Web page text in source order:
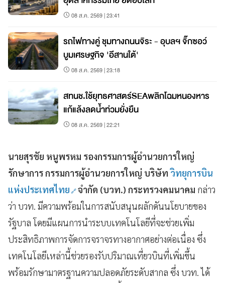
08 ส.ค. 2569 | 23:41
รถไฟทางคู่ ชุมทางถนนจิระ - อุบลฯ จิ๊กซอว์
บูมเศรษฐกิจ 'อีสานใต้'
08 ส.ค. 2569 | 23:18
สทนช.ใช้ยุทธศาสตร์SEAพลิกโฉมหนองหาร
แก้แล้งลดน้ำท่วมยั่งยืน
08 ส.ค. 2569 | 22:21
นายสุรชัย หนูพรหม รองกรรมการผู้อำนวยการใหญ่
รักษาการ กรรมการผู้อำนวยการใหญ่ บริษัทวิทยุการบิน
แห่งประเทศไทย จำกัด (บวท.) กระทรวงคมนาคม กล่าว
ว่า บวท. มีความพร้อมในการสนับสนุนผลักดันนโยบายของ
รัฐบาล โดยมีแผนการนำระบบเทคโนโลยีที่จะช่วยเพิ่ม
ประสิทธิภาพการจัดการจราจรทางอากาศอย่างต่อเนื่อง ซึ่ง
เทคโนโลยีเหล่านี้ช่วยรองรับปริมาณเที่ยวบินที่เพิ่มขึ้น
พร้อมรักษามาตรฐานความปลอดภัยระดับสากล ซึ่ง บวท. ได้